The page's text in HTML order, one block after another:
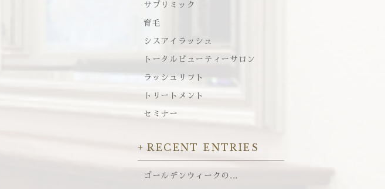
サブリミック
育毛
シスアイラッシュ
トータルビューティーサロン
ラッシュリフト
トリートメント
セミナー
RECENT ENTRIES
ゴールデンウィークの...